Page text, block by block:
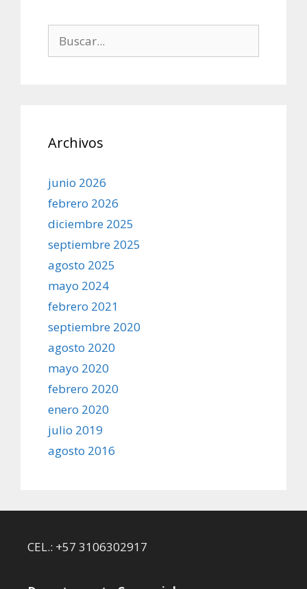
Archivos
junio 2026
febrero 2026
diciembre 2025
septiembre 2025
agosto 2025
mayo 2024
febrero 2021
septiembre 2020
agosto 2020
mayo 2020
febrero 2020
enero 2020
julio 2019
agosto 2016
CEL.: +57 3106302917